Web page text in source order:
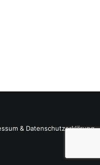
& Datenschutzerklärung